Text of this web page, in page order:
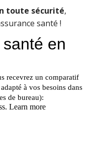
toute sécurité,
santé !